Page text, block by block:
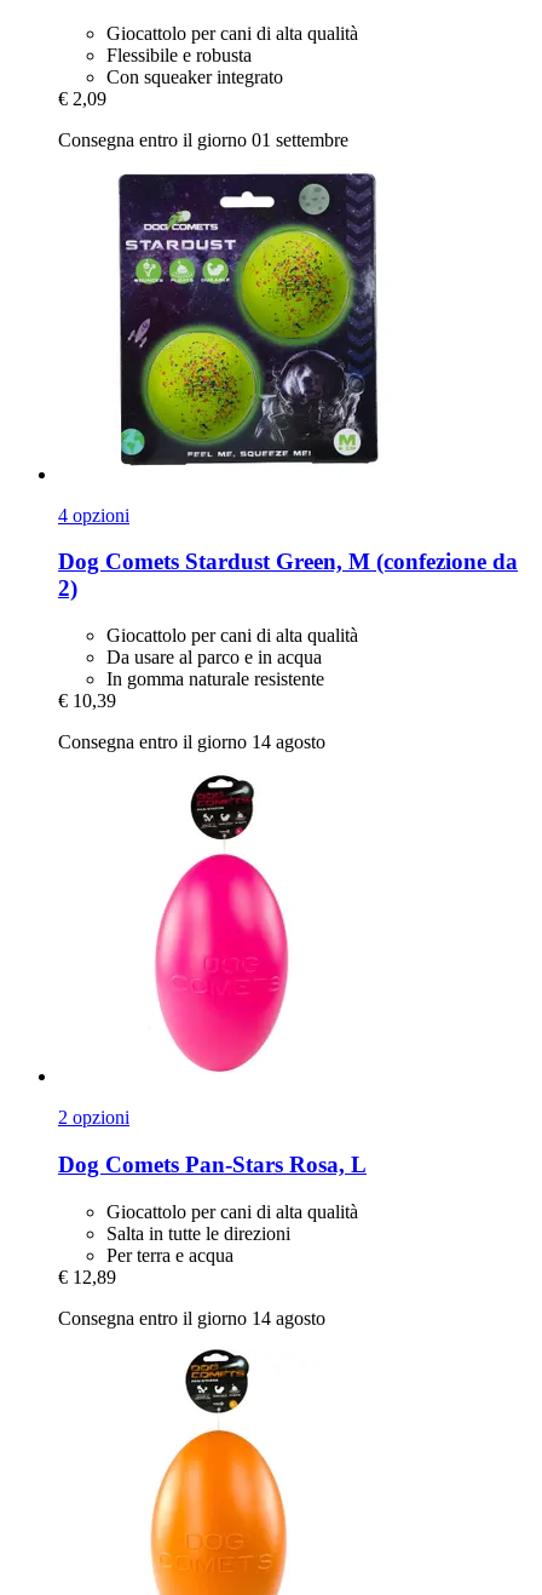
Giocattolo per cani di alta qualità
Flessibile e robusta
Con squeaker integrato
€ 2,09
Consegna entro il giorno 01 settembre
4 opzioni
Dog Comets Stardust Green, M (confezione da
2)
Giocattolo per cani di alta qualità
Da usare al parco e in acqua
In gomma naturale resistente
€ 10,39
Consegna entro il giorno 14 agosto
2 opzioni
Dog Comets Pan-​Stars Rosa, L
Giocattolo per cani di alta qualità
Salta in tutte le direzioni
Per terra e acqua
€ 12,89
Consegna entro il giorno 14 agosto